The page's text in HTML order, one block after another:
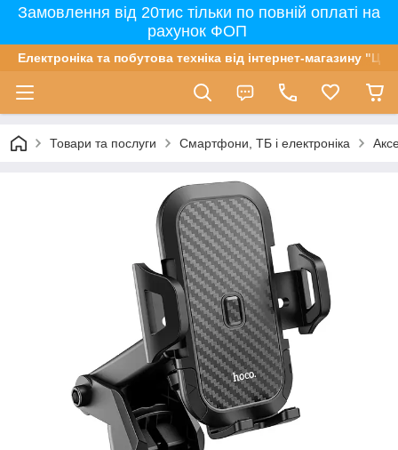
Замовлення від 20тис тільки по повній оплаті на
рахунок ФОП
Електроніка та побутова техніка від інтернет-магазину
Товари та послуги Смартфони, ТБ і електроніка